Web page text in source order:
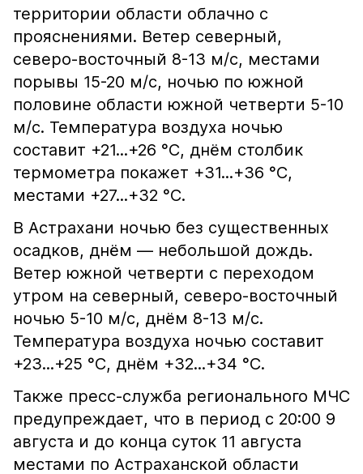
территории области облачно с
прояснениями. Ветер северный,
северо-восточный 8-13 м/с, местами
порывы 15-20 м/с, ночью по южной
половине области южной четверти 5-10
м/с. Температура воздуха ночью
составит +21...+26 °С, днём столбик
термометра покажет +31...+36 °С,
местами +27...+32 °С.
В Астрахани ночью без существенных
осадков, днём — небольшой дождь.
Ветер южной четверти с переходом
утром на северный, северо-восточный
ночью 5-10 м/с, днём 8-13 м/с.
Температура воздуха ночью составит
+23...+25 °С, днём +32...+34 °С.
Также пресс-служба регионального МЧС
предупреждает, что в период с 20:00 9
августа и до конца суток 11 августа
местами по Астраханской области